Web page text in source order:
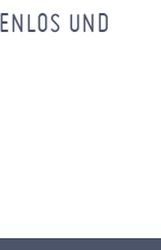
UND